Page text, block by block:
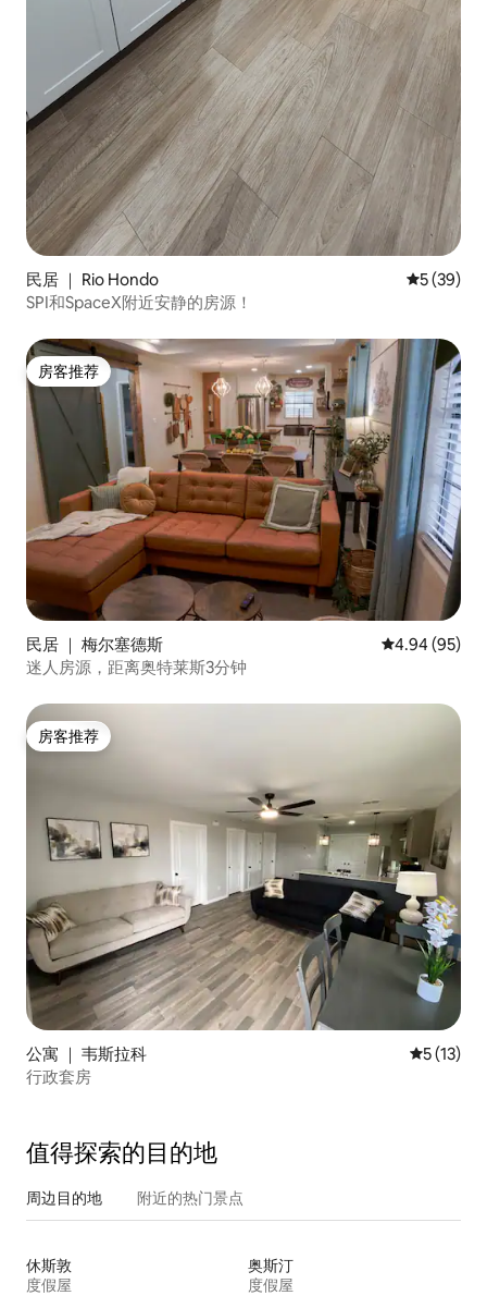
民居 ｜ Rio Hondo 平均评分
5 (39)
SPI和SpaceX附近安静的房源！
房客推荐
房客推荐
民居 ｜ 梅尔塞德斯 平均评分 4.94
4.94 (95)
迷人房源，距离奥特莱斯3分钟
房客推荐
房客推荐
公寓 ｜ 韦斯拉科 平均评分
5 (13)
行政套房
值得探索的目的地
周边目的地 附近的热门景点
休斯敦
度假屋
奥斯汀
度假屋